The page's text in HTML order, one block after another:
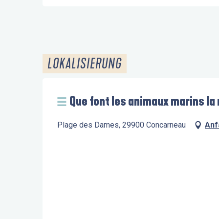
LOKALISIERUNG
Que font les animaux marins la
Plage des Dames, 29900 Concarneau